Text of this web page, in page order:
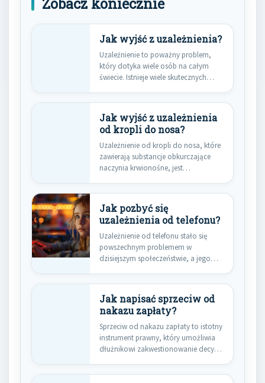
Zobacz koniecznie
Jak wyjść z uzależnienia?
Uzależnienie to poważny problem,
który dotyka wiele osób na całym
świecie. Istnieje wiele skutecznych
Jak wyjść z uzależnienia
od kropli do nosa?
Uzależnienie od kropli do nosa, które
zawierają substancje obkurczające
naczynia krwionośne, jest
Jak pozbyć się
uzależnienia od telefonu?
Uzależnienie od telefonu stało się
powszechnym problemem w
dzisiejszym społeczeństwie, a jego
Jak napisać sprzeciw od
nakazu zapłaty?
Sprzeciw od nakazu zapłaty to istotny
instrument prawny, który umożliwia
dłużnikowi zakwestionowanie decyzji